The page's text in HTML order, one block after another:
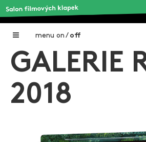
menu on / off
Home
Galerie filmových klapek
GALERIE
2018